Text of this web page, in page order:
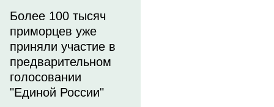
Более 100 тысяч
приморцев уже
приняли участие в
предварительном
голосовании
"Единой России"